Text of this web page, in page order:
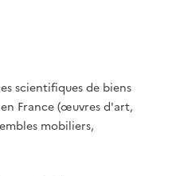
scientifiques de biens
France (œuvres d'art,
mobiliers,